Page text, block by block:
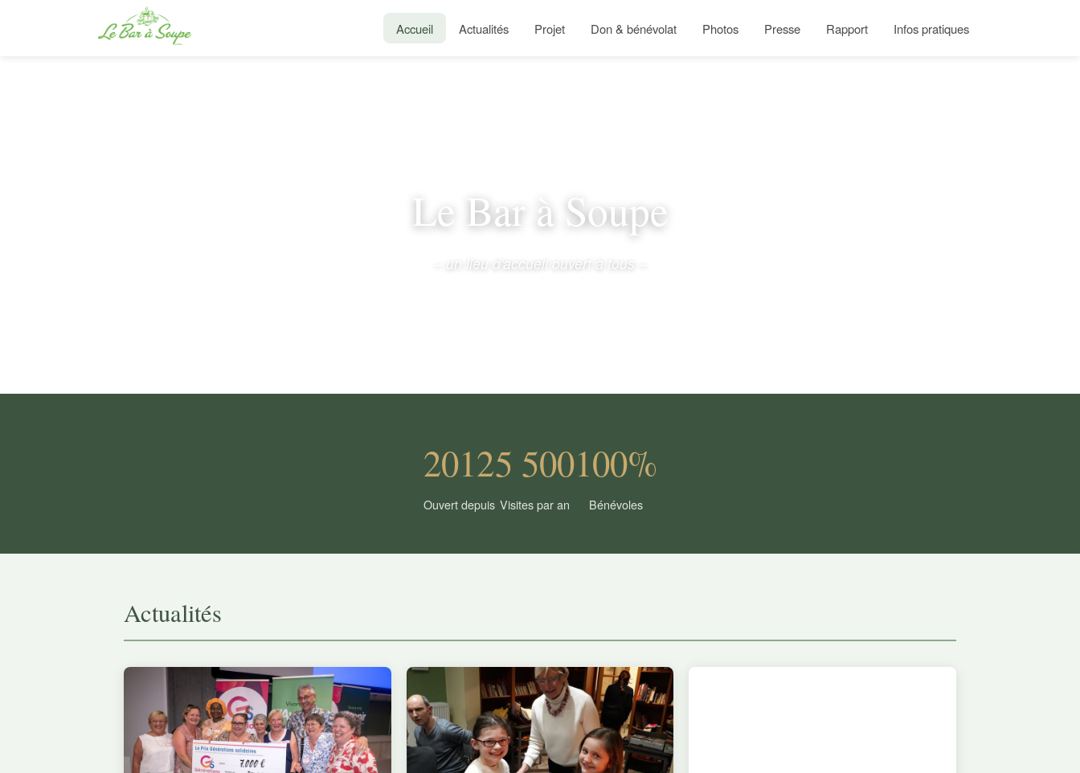
Accueil Actualités Projet Don & bénévolat Photos Presse Rapport Infos pratiques
Le Bar à Soupe
– un lieu d'accueil ouvert à tous –
2012
Ouvert depuis
5 500
Visites par an
100%
Bénévoles
Actualités